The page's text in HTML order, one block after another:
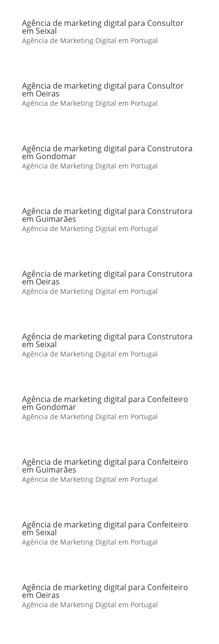
Agência de marketing digital para Consultor
em Seixal
Agência de Marketing Digital em Portugal
Agência de marketing digital para Consultor
em Oeiras
Agência de Marketing Digital em Portugal
Agência de marketing digital para Construtora
em Gondomar
Agência de Marketing Digital em Portugal
Agência de marketing digital para Construtora
em Guimarães
Agência de Marketing Digital em Portugal
Agência de marketing digital para Construtora
em Oeiras
Agência de Marketing Digital em Portugal
Agência de marketing digital para Construtora
em Seixal
Agência de Marketing Digital em Portugal
Agência de marketing digital para Confeiteiro
em Gondomar
Agência de Marketing Digital em Portugal
Agência de marketing digital para Confeiteiro
em Guimarães
Agência de Marketing Digital em Portugal
Agência de marketing digital para Confeiteiro
em Seixal
Agência de Marketing Digital em Portugal
Agência de marketing digital para Confeiteiro
em Oeiras
Agência de Marketing Digital em Portugal